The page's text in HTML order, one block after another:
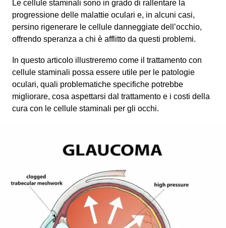
Le cellule staminali sono in grado di rallentare la
progressione delle malattie oculari e, in alcuni casi,
persino rigenerare le cellule danneggiate dell’occhio,
offrendo speranza a chi è afflitto da questi problemi.
In questo articolo illustreremo come il trattamento con
cellule staminali possa essere utile per le patologie
oculari, quali problematiche specifiche potrebbe
migliorare, cosa aspettarsi dal trattamento e i costi della
cura con le cellule staminali per gli occhi.